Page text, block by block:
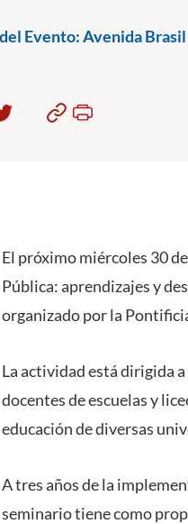
Evento:Avenida
El próximo miércoles 30
Pública: aprendizajes y
organizado por la
La actividad está dirigida
docentes de escuelas y
educación de diversas
A tres años de la
seminario tiene como